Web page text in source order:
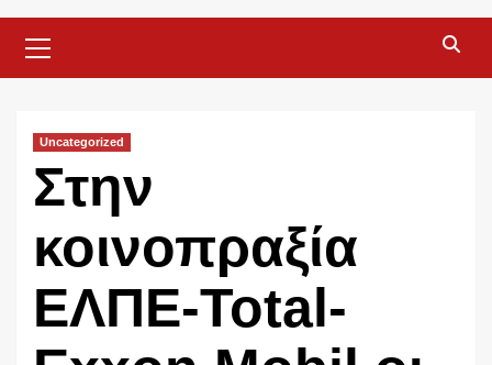
Menu
Uncategorized
Στην
κοινοπραξία
ΕΛΠΕ-Total-